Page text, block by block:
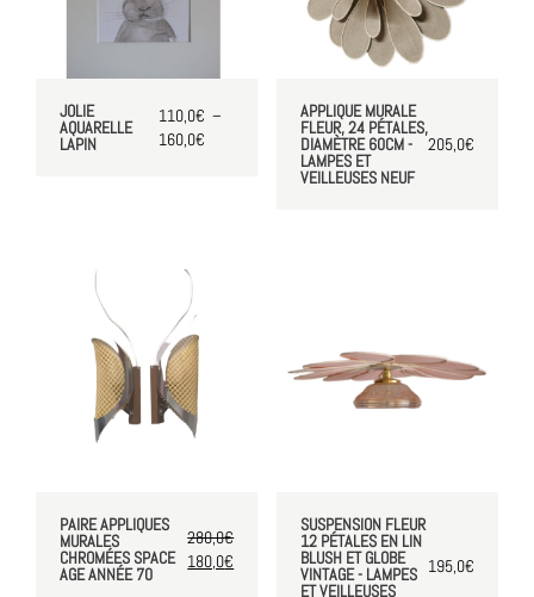
JOLIE
AQUARELLE
LAPIN
110,0€ –
160,0€
APPLIQUE MURALE
FLEUR, 24 PÉTALES,
DIAMÈTRE 60CM -
LAMPES ET
VEILLEUSES NEUF
205,0€
PAIRE APPLIQUES
MURALES
CHROMÉES SPACE
AGE ANNÉE 70
280,0€
180,0€
SUSPENSION FLEUR
12 PÉTALES EN LIN
BLUSH ET GLOBE
VINTAGE - LAMPES
ET VEILLEUSES
195,0€